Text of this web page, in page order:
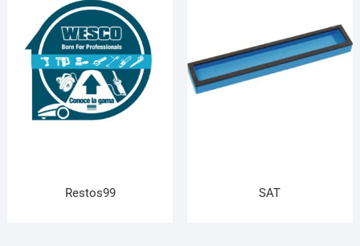
Restos99 SAT